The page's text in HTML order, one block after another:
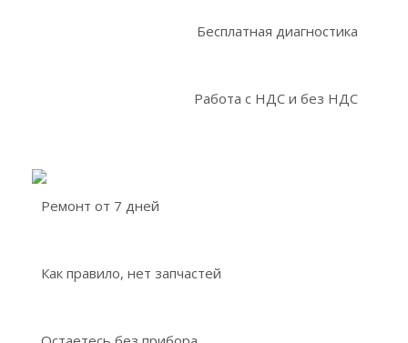
Бесплатная диагностика
Работа с НДС и без НДС
Ремонт от 7 дней
Как правило, нет запчастей